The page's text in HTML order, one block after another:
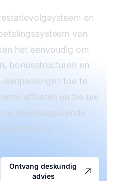
en
van
het eenvoudig om
bonusstructuren en
toe te
affiliates en zie uw
toonaangevende
Ontvang deskundig
advies